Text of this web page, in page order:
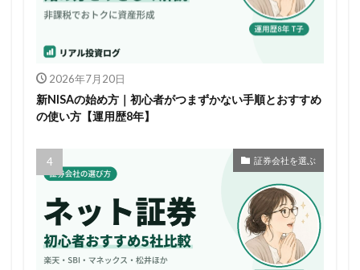
2026年7月20日
新NISAの始め方｜初心者がつまずかない手順とおすすめ
の使い方【運用歴8年】
証券会社を選ぶ